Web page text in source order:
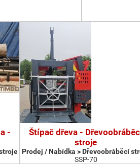
-
Štípač dřeva -
stroje
Prodej / Nabídka > Dřevoobráběcí
SSP-70